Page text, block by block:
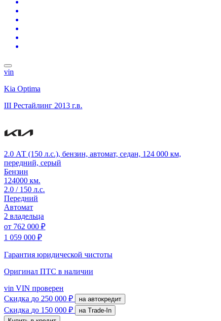
vin
Kia Optima
III Рестайлинг 2013 г.в.
2.0 АТ (150 л.с.), бензин, автомат, седан, 124 000 км,
передний, серый
Бензин
124000 км.
2.0 / 150 л.с.
Передний
Автомат
2 владельца
от 762 000 ₽
1 059 000 ₽
Гарантия юридической чистоты
Оригинал ПТС в наличии
vin VIN проверен
Скидка до 250 000 ₽ на автокредит
Скидка до 150 000 ₽
на Trade-In